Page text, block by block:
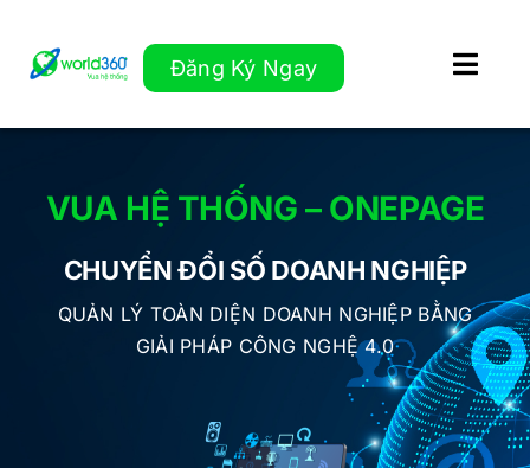
Đăng Ký Ngay
GIẢI PHÁP
TÍNH NĂNG NỔI BẬT
VUA HỆ THỐNG – ONEPAGE
CHUYỂN ĐỔI SỐ DOANH NGHIỆP
QUẢN LÝ TOÀN DIỆN DOANH NGHIỆP BẰNG
GIẢI PHÁP CÔNG NGHỆ 4.0